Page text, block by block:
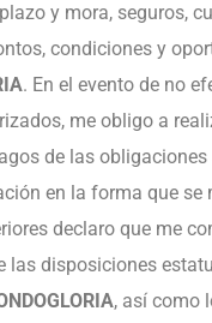
y mora, seguros,
condiciones y
. En el evento de no
me obligo a
de las
en la forma que se
declaro que me
las disposiciones
, así como